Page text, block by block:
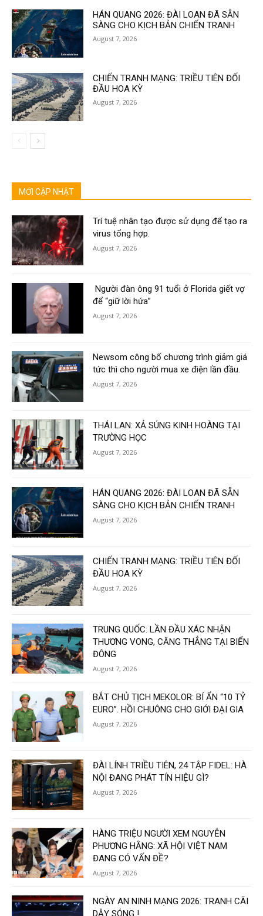
HÁN QUANG 2026: ĐÀI LOAN ĐÃ SẴN
SÀNG CHO KỊCH BẢN CHIẾN TRANH
August 7, 2026
CHIẾN TRANH MẠNG: TRIỀU TIÊN ĐỐI
ĐẦU HOA KỲ
August 7, 2026
MỚI CẬP NHẬT
Trí tuệ nhân tạo được sử dụng để tạo ra
virus tổng hợp.
August 7, 2026
Người đàn ông 91 tuổi ở Florida giết vợ
để “giữ lời hứa”
August 7, 2026
Newsom công bố chương trình giảm giá
tức thì cho người mua xe điện lần đầu.
August 7, 2026
THÁI LAN: XẢ SÚNG KINH HOÀNG TẠI
TRƯỜNG HỌC
August 7, 2026
HÁN QUANG 2026: ĐÀI LOAN ĐÃ SẴN
SÀNG CHO KỊCH BẢN CHIẾN TRANH
August 7, 2026
CHIẾN TRANH MẠNG: TRIỀU TIÊN ĐỐI
ĐẦU HOA KỲ
August 7, 2026
TRUNG QUỐC: LẦN ĐẦU XÁC NHẬN
THƯƠNG VONG, CĂNG THẲNG TẠI BIỂN
ĐÔNG
August 7, 2026
BẮT CHỦ TỊCH MEKOLOR: BÍ ẨN “10 TỶ
EURO”. HỒI CHUÔNG CHO GIỚI ĐẠI GIA
August 7, 2026
ĐÀI LÍNH TRIỀU TIÊN, 24 TẬP FIDEL: HÀ
NỘI ĐANG PHÁT TÍN HIỆU GÌ?
August 7, 2026
HÀNG TRIỆU NGƯỜI XEM NGUYỄN
PHƯƠNG HẰNG: XÃ HỘI VIỆT NAM
ĐANG CÓ VẤN ĐỀ?
August 7, 2026
NGÀY AN NINH MẠNG 2026: TRANH CÃI